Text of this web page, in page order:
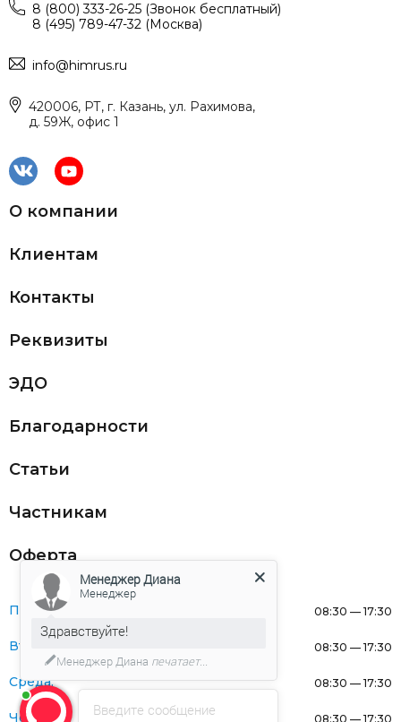
8 (800) 333-26-25 (Звонок бесплатный)
8 (495) 789-47-32 (Москва)
info@himrus.ru
420006, РТ, г. Казань, ул. Рахимова,
д. 59Ж, офис 1
О компании
Клиентам
Контакты
Реквизиты
ЭДО
Благодарности
Статьи
Частникам
Оферта
Понедельник: 08:30 — 17:30
Вторник: 08:30 — 17:30
Среда: 08:30 — 17:30
Четверг: 08:30 — 17:30
Введите сообщение
Менеджер Диана
Менеджер
Здравствуйте!
Менеджер Диана печатает...